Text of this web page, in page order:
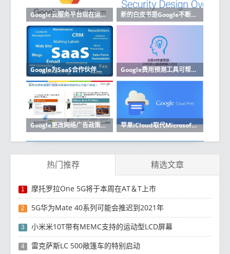
Google云服务平台现在运行内部部署 新的白皮书是Google不断努力使其云计算运营更加透明的一部分
Google为SaaS合作伙伴启动了新的云计划 Google费用预测工具可帮助企业改善预算云成本
Google更改网络广告政策以符合欧盟的GDPR 苹果iCloud取代Microsoft Azure缺席Google Cloud
热门推荐 精选文章
1 摩托罗拉One 5G将于本周在AT＆T上市
2 5G华为Mate 40系列可能会推迟到2021年
3 小米米10T带有MEMC支持的运动型LCD屏幕
4 雷克萨斯LC 500敞篷车的特别启动